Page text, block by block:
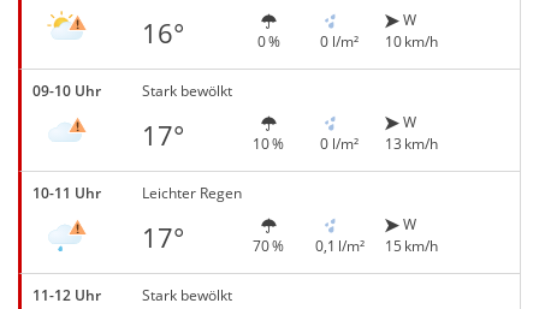
16° 0 % 0 l/m²
W
10 km/h
09-10 Uhr Stark bewölkt
17° 10 % 0 l/m²
W
13 km/h
10-11 Uhr Leichter Regen
17° 70 % 0,1 l/m²
W
15 km/h
11-12 Uhr Stark bewölkt